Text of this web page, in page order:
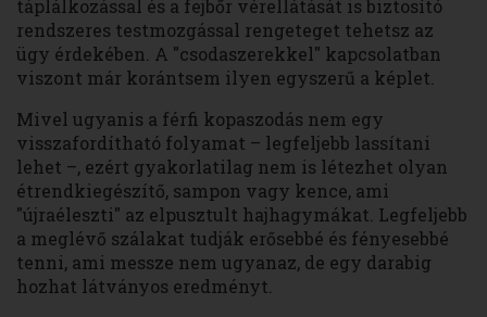
táplálkozással és a fejbőr vérellátását is biztosító
rendszeres testmozgással rengeteget tehetsz az
ügy érdekében. A "csodaszerekkel" kapcsolatban
viszont már korántsem ilyen egyszerű a képlet.
Mivel ugyanis a férfi kopaszodás nem egy
visszafordítható folyamat – legfeljebb lassítani
lehet –, ezért gyakorlatilag nem is létezhet olyan
étrendkiegészítő, sampon vagy kence, ami
"újraéleszti" az elpusztult hajhagymákat. Legfeljebb
a meglévő szálakat tudják erősebbé és fényesebbé
tenni, ami messze nem ugyanaz, de egy darabig
hozhat látványos eredményt.